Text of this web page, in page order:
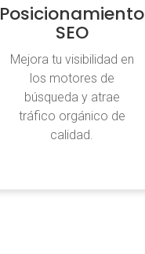
Posicionamiento
SEO
Mejora tu visibilidad en
los motores de
búsqueda y atrae
tráfico orgánico de
calidad.